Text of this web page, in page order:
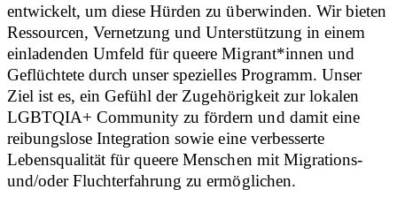
entwickelt, um diese Hürden zu überwinden. Wir bieten
Ressourcen, Vernetzung und Unterstützung in einem
einladenden Umfeld für queere Migrant*innen und
Geflüchtete durch unser spezielles Programm. Unser
Ziel ist es, ein Gefühl der Zugehörigkeit zur lokalen
LGBTQIA+ Community zu fördern und damit eine
reibungslose Integration sowie eine verbesserte
Lebensqualität für queere Menschen mit Migrations-
und/oder Fluchterfahrung zu ermöglichen.